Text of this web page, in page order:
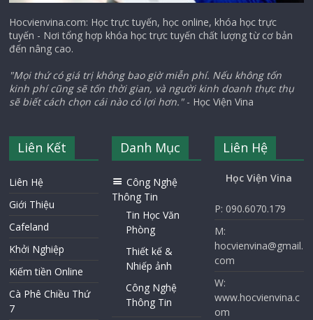
Hocvienvina.com: Học trực tuyến, học online, khóa học trực
tuyến - Nơi tổng hợp khóa học trực tuyến chất lượng từ cơ bản
đến nâng cao.
"Mọi thứ có giá trị không bao giờ miễn phí. Nếu không tốn
kinh phí cũng sẽ tốn thời gian, và người kinh doanh thực thụ
sẽ biết cách chọn cái nào có lợi hơn."- Học Viện Vina
Liên Kết
Liên Hệ
Giới Thiệu
Cafeland
Khởi Nghiệp
Kiếm tiền Online
Cà Phê Chiều Thứ
7
Danh Mục
Công Nghệ
Thông Tin
Tin Học Văn
Phòng
Thiết kế &
Nhiếp ảnh
Công Nghệ
Thông Tin
Liên Hệ
Học Viện Vina
P: 090.6070.179
M:
hocvienvina@gmail.
com
W:
www.hocvienvina.c
om